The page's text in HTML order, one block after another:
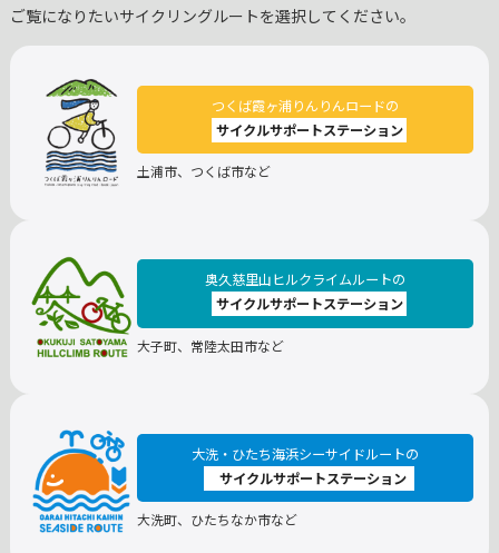
ご覧になりたいサイクリングルートを選択してください。
つくば霞ヶ浦りんりんロードの
サイクルサポートステーション
土浦市、つくば市など
奥久慈里山ヒルクライムルートの
サイクルサポートステーション
大子町、常陸太田市など
大洗・ひたち海浜シーサイドルートの
サイクルサポートステーション
大洗町、ひたちなか市など